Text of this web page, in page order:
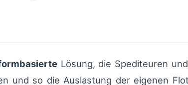
Lösung, die Spediteuren
und so die Auslastung der eigenen